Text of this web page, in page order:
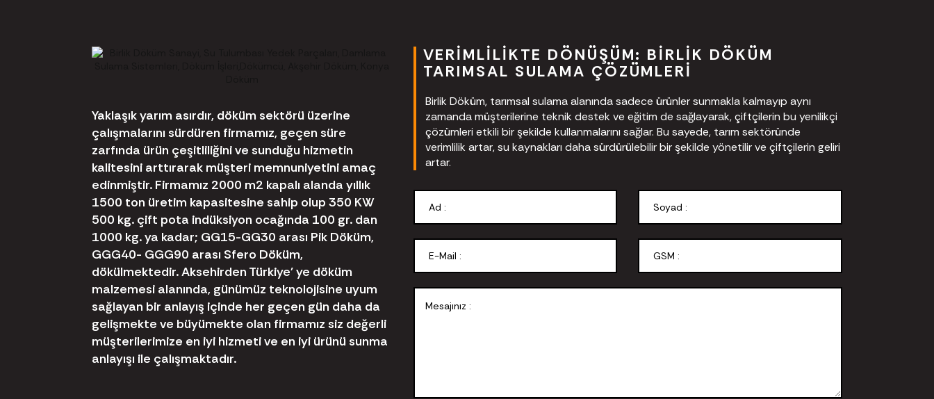
Yaklaşık yarım asırdır, döküm sektörü üzerine
çalışmalarını sürdüren firmamız, geçen süre
zarfında ürün çeşitliliğini ve sunduğu hizmetin
kalitesini arttırarak müşteri memnuniyetini amaç
edinmiştir. Firmamız 2000 m2 kapalı alanda yıllık
1500 ton üretim kapasitesine sahip olup 350 KW
500 kg. çift pota indüksiyon ocağında 100 gr. dan
1000 kg. ya kadar; GG15-GG30 arası Pik Döküm,
GGG40- GGG90 arası Sfero Döküm,
dökülmektedir. Aksehirden Türkiye' ye döküm
malzemesi alanında, günümüz teknolojisine uyum
sağlayan bir anlayış içinde her geçen gün daha da
gelişmekte ve büyümekte olan firmamız siz değerli
müşterilerimize en iyi hizmeti ve en iyi ürünü sunma
anlayışı ile çalışmaktadır.
VERIMLILIKTE DÖNÜŞÜM: BIRLIK DÖKÜM
TARIMSAL SULAMA ÇÖZÜMLERI
Birlik Döküm, tarımsal sulama alanında sadece ürünler sunmakla kalmayıp aynı
zamanda müşterilerine teknik destek ve eğitim de sağlayarak, çiftçilerin bu yenilikçi
çözümleri etkili bir şekilde kullanmalarını sağlar. Bu sayede, tarım sektöründe
verimlilik artar, su kaynakları daha sürdürülebilir bir şekilde yönetilir ve çiftçilerin geliri
artar.